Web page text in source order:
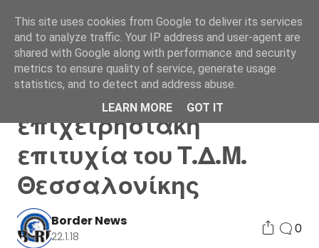
Μεγάλη
επιχειρησιακή
επιτυχία του Τ.Δ.Μ.
Θεσσαλονίκης
Border News
22.1.18
0
This site uses cookies from Google to deliver its services
and to analyze traffic. Your IP address and user-agent are
shared with Google along with performance and security
metrics to ensure quality of service, generate usage
statistics, and to detect and address abuse.
LEARN MORE
GOT IT